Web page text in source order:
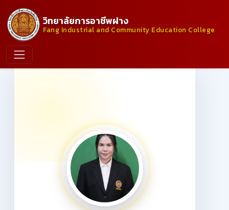
วิทยาลัยการอาชีพฝาง
Fang Industrial and Community Education College